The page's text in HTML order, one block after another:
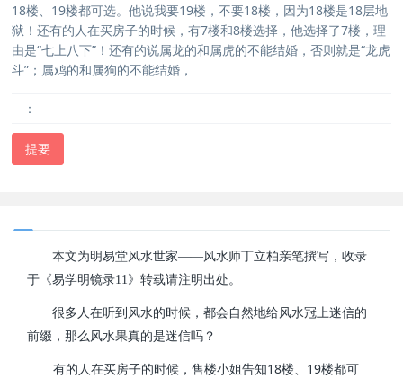
18楼、19楼都可选。他说我要19楼，不要18楼，因为18楼是18层地
狱！还有的人在买房子的时候，有7楼和8楼选择，他选择了7楼，理
由是“七上八下”！还有的说属龙的和属虎的不能结婚，否则就是“龙虎
斗”；属鸡的和属狗的不能结婚，
：
提要
本文为明易堂风水世家——风水师丁立柏亲笔撰写，收录
于《易学明镜录11》转载请注明出处。
很多人在听到风水的时候，都会自然地给风水冠上迷信的
前缀，那么风水果真的是迷信吗？
有的人在买房子的时候，售楼小姐告知18楼、 19楼都可